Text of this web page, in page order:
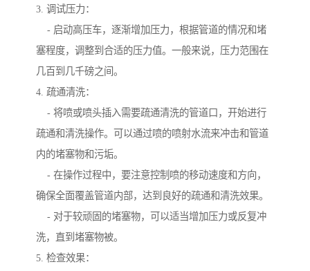
3. 调试压力：
- 启动高压车，逐渐增加压力，根据管道的情况和堵
塞程度，调整到合适的压力值。一般来说，压力范围在
几百到几千磅之间。
4. 疏通清洗：
- 将喷或喷头插入需要疏通清洗的管道口，开始进行
疏通和清洗操作。可以通过喷的喷射水流来冲击和管道
内的堵塞物和污垢。
- 在操作过程中，要注意控制喷的移动速度和方向，
确保全面覆盖管道内部，达到良好的疏通和清洗效果。
- 对于较顽固的堵塞物，可以适当增加压力或反复冲
洗，直到堵塞物被。
5. 检查效果：